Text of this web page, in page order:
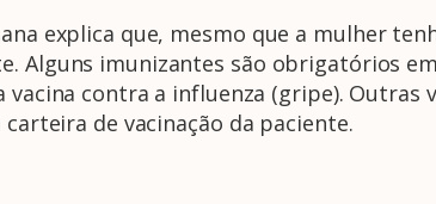
explica que, mesmo que a mulher
Alguns imunizantes são obrigatórios
vacina contra a influenza (gripe). Outras
carteira de vacinação da paciente.